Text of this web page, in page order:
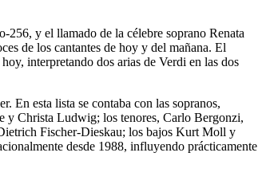
256, y el llamado de la célebre soprano Renata
de los cantantes de hoy y del mañana. El
interpretando dos arias de Verdi en las dos
En esta lista se contaba con las sopranos,
y Christa Ludwig; los tenores, Carlo Bergonzi,
Fischer-Dieskau; los bajos Kurt Moll y
desde 1988, influyendo prácticamente